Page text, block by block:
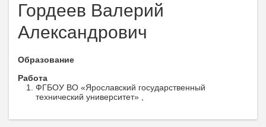
Гордеев Валерий
Александрович
Образование
Работа
ФГБОУ ВО «Ярославский государственный
технический университет» ,